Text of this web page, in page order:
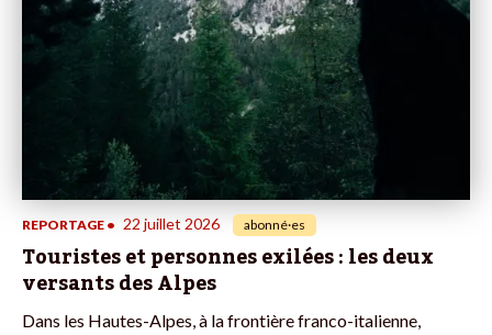
REPORTAGE • 22 juillet 2026 abonné·es
Touristes et personnes exilées : les deux
versants des Alpes
Dans les Hautes-Alpes, à la frontière franco-italienne,